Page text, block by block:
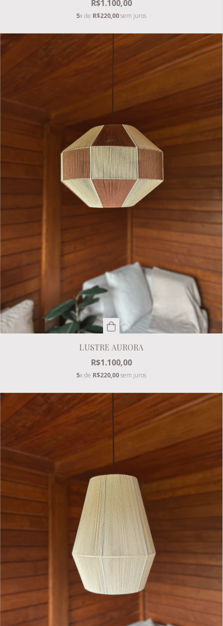
R$1.100,00
5x de R$220,00sem juros
LUSTRE AURORA
R$1.100,00
5x de R$220,00sem juros